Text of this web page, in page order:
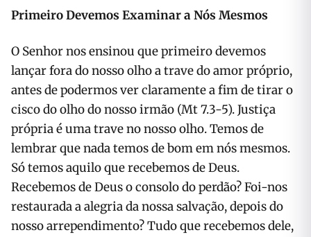
Primeiro Devemos Examinar a Nós Mesmos
O Senhor nos ensinou que primeiro devemos
lançar fora do nosso olho a trave do amor próprio,
antes de podermos ver claramente a fim de tirar o
cisco do olho do nosso irmão (Mt 7.3-5). Justiça
própria é uma trave no nosso olho. Temos de
lembrar que nada temos de bom em nós mesmos.
Só temos aquilo que recebemos de Deus.
Recebemos de Deus o consolo do perdão? Foi-nos
restaurada a alegria da nossa salvação, depois do
nosso arrependimento? Tudo que recebemos dele,